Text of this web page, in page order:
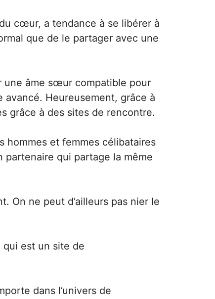
cœur, a tendance à se libérer à
que de le partager avec une
une âme sœur compatible pour
avancé. Heureusement, grâce à
grâce à des sites de rencontre.
hommes et femmes célibataires
partenaire qui partage la même
On ne peut d’ailleurs pas nier le
qui est un site de
dans l’univers de